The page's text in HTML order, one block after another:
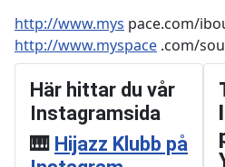
http://www.mys pace.com/
http://www.myspace .com/
Här hittar du vår
Instagramsida
🎹 Hijazz Klubb på